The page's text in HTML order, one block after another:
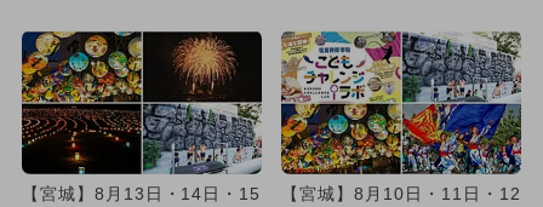
【宮城】8月13日・14日・15
【宮城】8月10日・11日・12